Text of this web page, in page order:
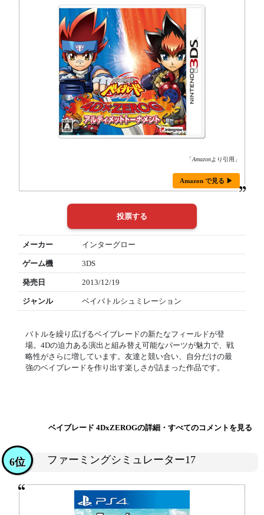
「Amazonより引用」
Amazon で見る ▶
メーカー インターグロー
ゲーム機 3DS
発売日 2013/12/19
ジャンル ベイバトルシュミレーション
バトルを繰り広げるベイブレードの新たなフィールドが登
場。4Dの迫力ある演出と組み替え可能なパーツが魅力で、戦
略性がさらに増しています。友達と競い合い、自分だけの最
強のベイブレードを作り出す楽しさが詰まった作品です。
ベイブレード 4DxZEROGの詳細・すべてのコメントを見る
ファーミングシミュレーター17
6位